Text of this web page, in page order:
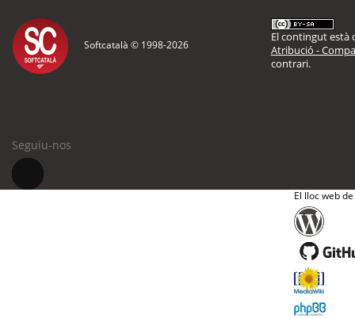
Softcatalà © 1998-2026
El contingut està
Atribució -
contrari.
Seguiu-nos
El lloc web